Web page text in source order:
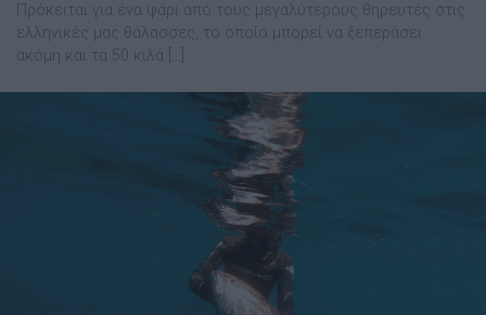
Πρόκειται για ένα ψάρι από τους μεγαλύτερους θηρευτές στις
ελληνικές μας θάλασσες, το οποίο μπορεί να ξεπεράσει
ακόμη και τα 50 κιλά […]